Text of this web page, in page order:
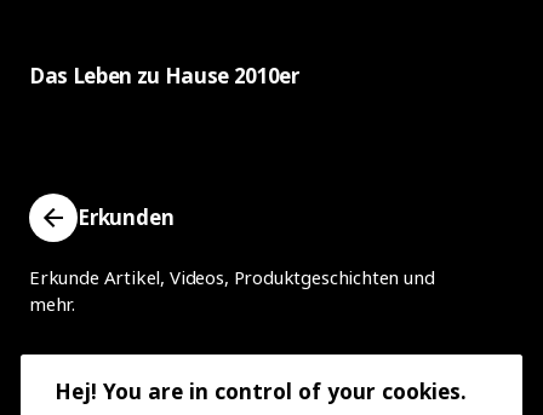
Das Leben zu Hause 2010er
Erkunden
Erkunde Artikel, Videos, Produktgeschichten und
mehr.
Hej! You are in control of your cookies.